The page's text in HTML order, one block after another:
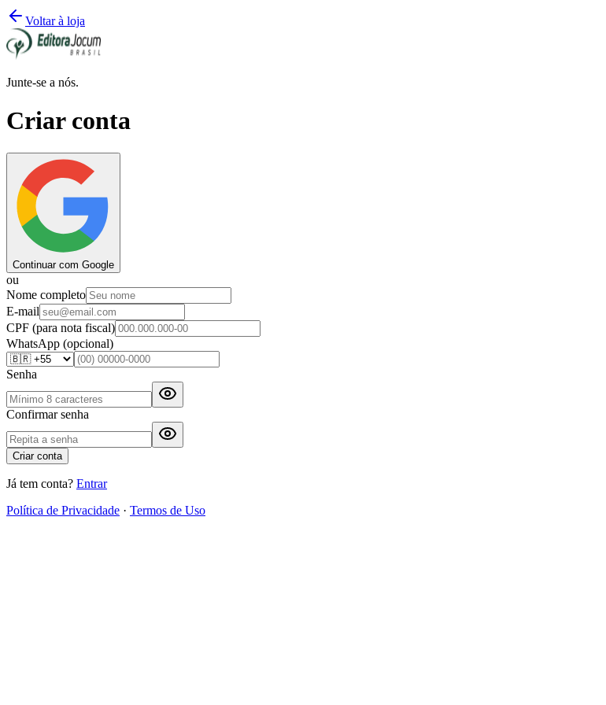
Voltar à loja
Junte-se a nós.
Criar conta
Continuar com Google
ou
Nome completo
E-mail
CPF (para nota fiscal)
WhatsApp (opcional)
Senha
Confirmar senha
Criar conta
Já tem conta? Entrar
Política de Privacidade · Termos de Uso